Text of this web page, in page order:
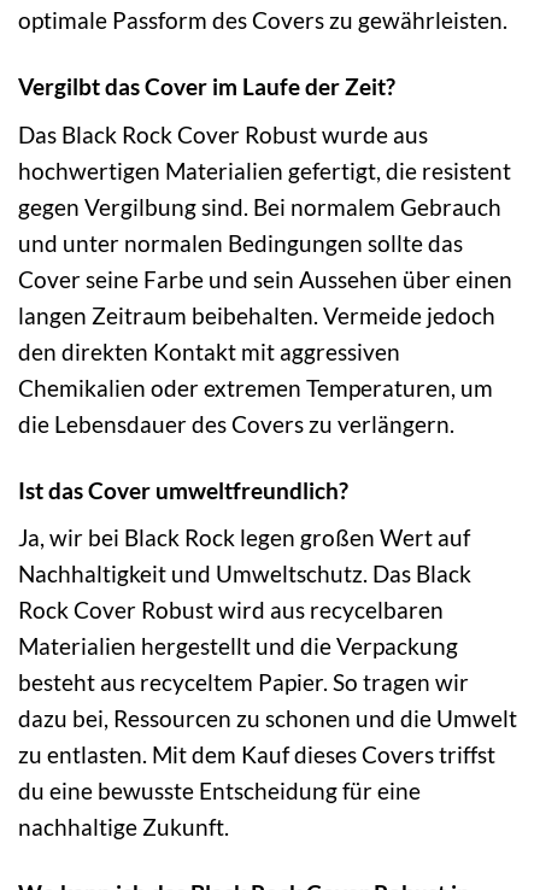
optimale Passform des Covers zu gewährleisten.
Vergilbt das Cover im Laufe der Zeit?
Das Black Rock Cover Robust wurde aus
hochwertigen Materialien gefertigt, die resistent
gegen Vergilbung sind. Bei normalem Gebrauch
und unter normalen Bedingungen sollte das
Cover seine Farbe und sein Aussehen über einen
langen Zeitraum beibehalten. Vermeide jedoch
den direkten Kontakt mit aggressiven
Chemikalien oder extremen Temperaturen, um
die Lebensdauer des Covers zu verlängern.
Ist das Cover umweltfreundlich?
Ja, wir bei Black Rock legen großen Wert auf
Nachhaltigkeit und Umweltschutz. Das Black
Rock Cover Robust wird aus recycelbaren
Materialien hergestellt und die Verpackung
besteht aus recyceltem Papier. So tragen wir
dazu bei, Ressourcen zu schonen und die Umwelt
zu entlasten. Mit dem Kauf dieses Covers triffst
du eine bewusste Entscheidung für eine
nachhaltige Zukunft.